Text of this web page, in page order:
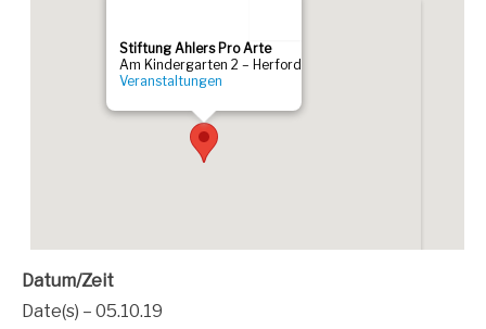
Stif­tung Ahlers Pro Arte
Am Kin­der­gar­ten 2 – Her­ford
Ver­an­stal­tun­gen
Datum/Zeit
Date(s) – 05.10.19